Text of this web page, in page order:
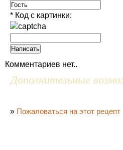
* Код с картинки:
Комментариев нет..
Дополнительные
» Пожаловаться на этот рецепт